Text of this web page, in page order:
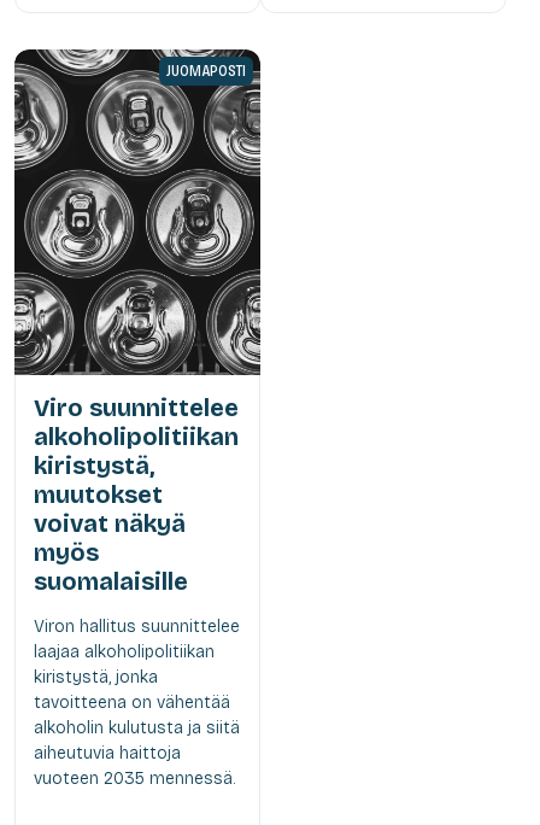
JUOMAPOSTI
Viro suunnittelee
alkoholipolitiikan
kiristystä,
muutokset
voivat näkyä
myös
suomalaisille
Viron hallitus suunnittelee
laajaa alkoholipolitiikan
kiristystä, jonka
tavoitteena on vähentää
alkoholin kulutusta ja siitä
aiheutuvia haittoja
vuoteen 2035 mennessä.